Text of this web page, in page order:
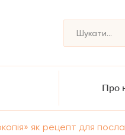
Про
як рецепт для